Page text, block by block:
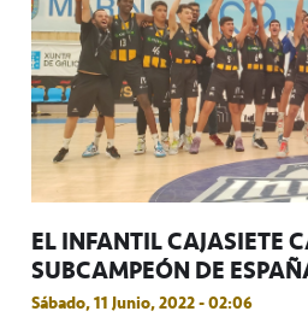
EL INFANTIL CAJASIETE
SUBCAMPEÓN DE
Sábado, 11 Junio, 2022 - 02:06